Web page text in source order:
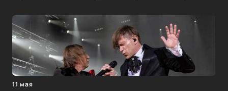
11 мая